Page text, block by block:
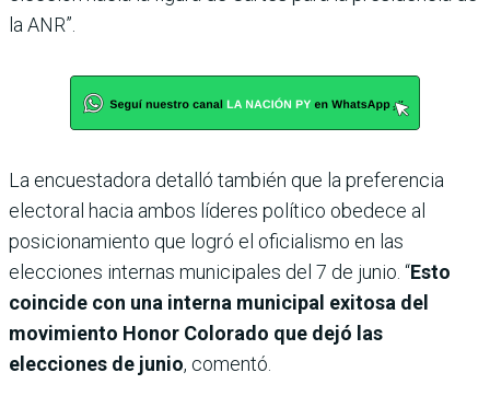
la ANR”.
La encuestadora detalló también que la preferencia
electoral hacia ambos líderes político obedece al
posicionamiento que logró el oficialismo en las
elecciones internas municipales del 7 de junio. “Esto
coincide con una interna municipal exitosa del
movimiento Honor Colorado que dejó las
elecciones de junio, comentó.